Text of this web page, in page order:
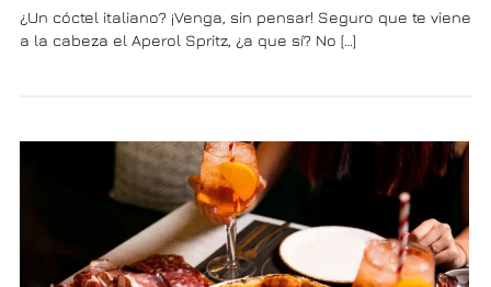
¿Un cóctel italiano? ¡Venga, sin pensar! Seguro que te viene
a la cabeza el Aperol Spritz, ¿a que sí? No […]